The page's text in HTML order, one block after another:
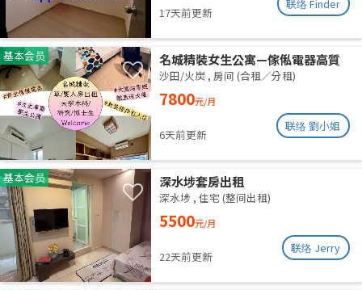
floor with roof. Utilities
included. Excellent ventilation,
clean and quiet.
17天前更新
联络 Finder
基本会员
名城精裝女生公寓—傢俬電器高質
齊全 拎包即入住 (業主自放無佣)
沙田/火炭 , 房间 (合租／分租)
7800元/月
6天前更新
联络 劉小姐
基本会员 深水埗套房出租
深水埗 , 住宅 (整间出租)
5500元/月
22天前更新
联络 Jerry